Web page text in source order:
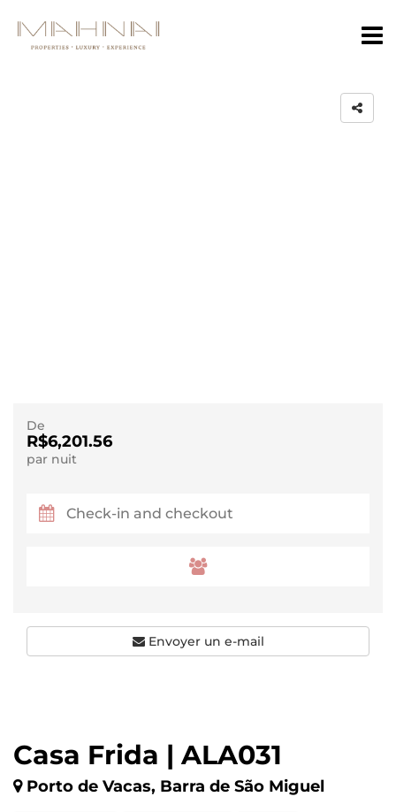
Casa Frida | ALA031
Porto de Vacas, Barra de São Miguel
De
R$6,201.56
par nuit
Envoyer un e-mail